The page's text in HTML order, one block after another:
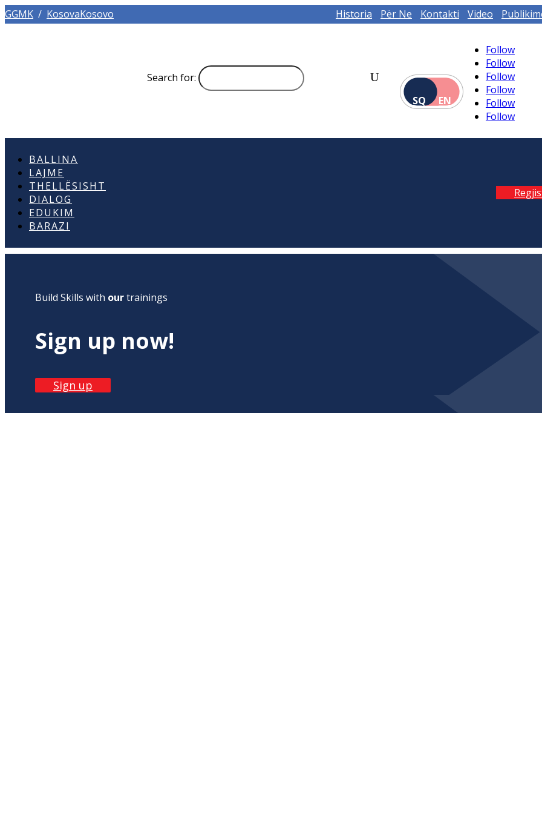
GGMK / KosovaKosovo Historia Për Ne Kontakti Video
Search for:
SQ
EN
Follow
Follow
Follow
Follow
Follow
Follow
BALLINA
LAJME
THELLËSISHT
DIALOG
EDUKIM
BARAZI
Build Skills with ourtrainings
Sign up now!
Sign up